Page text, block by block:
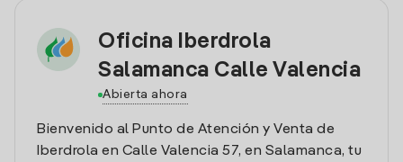
Oficina Iberdrola
Salamanca Calle Valencia
Abierta ahora
Bienvenido al Punto de Atención y Venta de
Iberdrola en Calle Valencia 57, en Salamanca, tu